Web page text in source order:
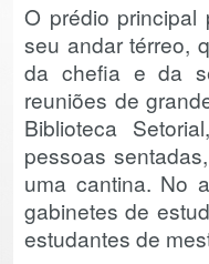
O prédio principal
seu andar térreo,
da chefia e da
reuniões de
Biblioteca
pessoas
uma cantina. No
gabinetes de
estudantes de